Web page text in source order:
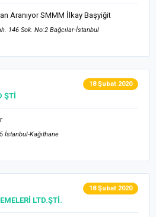
Aranıyor SMMM İlkay Başyiğit
146 Sok. No:2 Bağcılar-İstanbul
18 Şubat 2020
ŞTİ
İstanbul-Kağıthane
18 Şubat 2020
LTD.ŞTİ.